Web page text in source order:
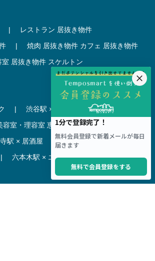
|
レストラン 居抜き物件
| 焼肉 居抜き物件 カフェ 居抜き物件
室 居抜き物件 スケルトン
| 渋谷駅 × カフェ
池袋駅 × ラーメン
容室・理容室 恵比寿駅 × レストラン
駅 × 居酒屋
麻布十番駅 × レストラン
| 六本木駅 × エステ・マッサージ・サロン